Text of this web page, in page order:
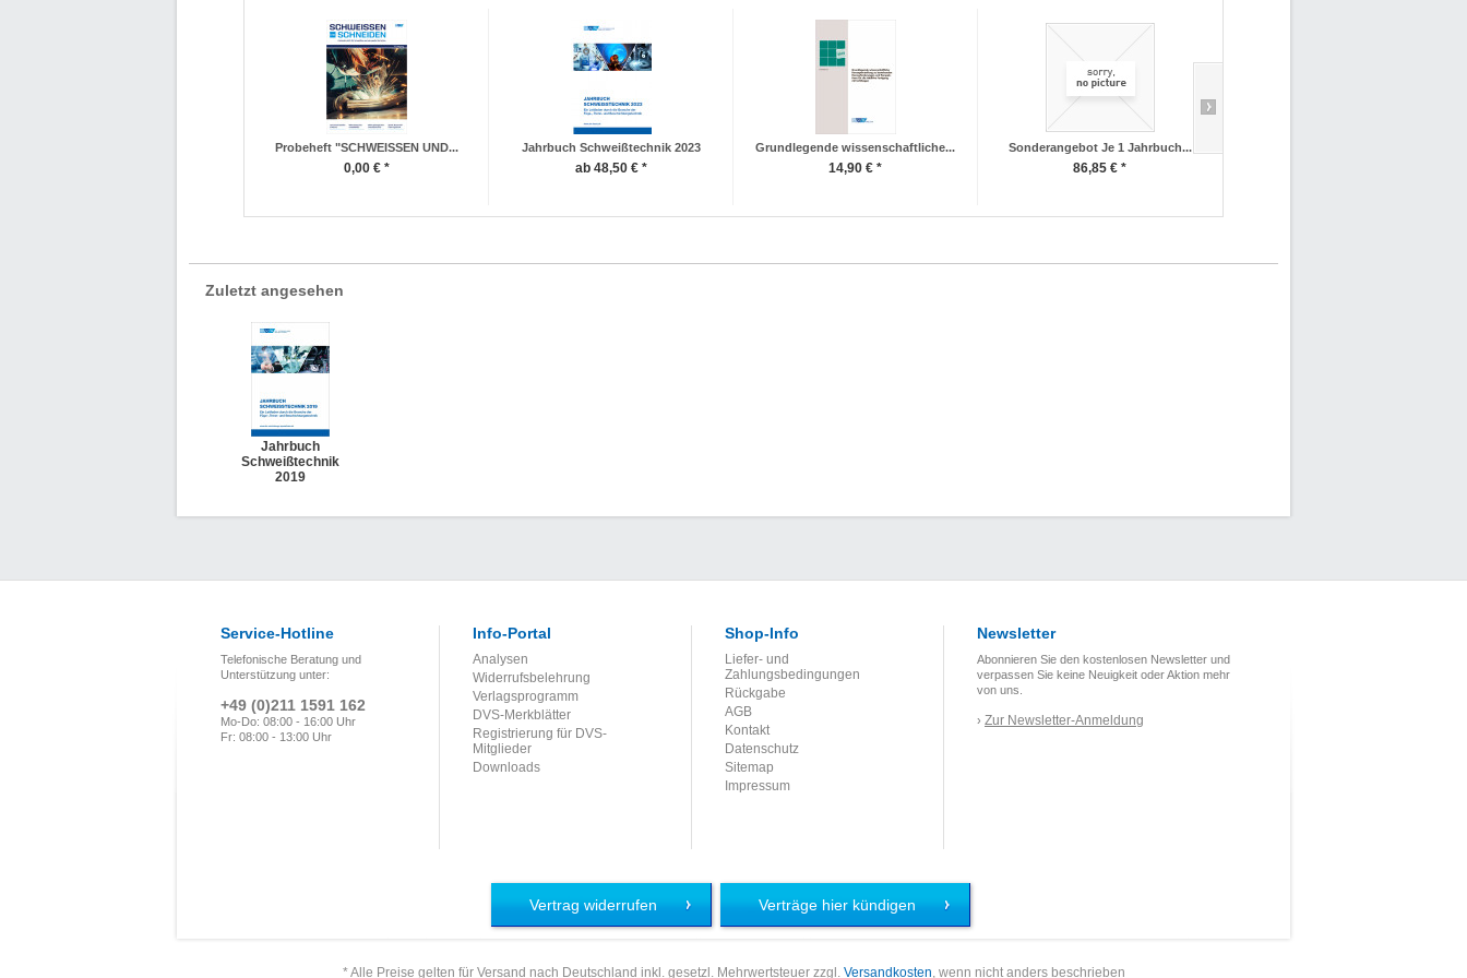
Probeheft "SCHWEISSEN UND...
0,00 € *
Jahrbuch Schweißtechnik 2023
ab 48,50 € *
Grundlegende wissenschaftliche...
14,90 € *
Sonderangebot Je 1 Jahrbuch...
86,85 € *
Zuletzt angesehen
Jahrbuch
Schweißtechnik
2019
Service-Hotline
Telefonische Beratung und
Unterstützung unter:
+49 (0)211 1591 162
Mo-Do: 08:00 - 16:00 Uhr
Fr: 08:00 - 13:00 Uhr
Info-Portal
Analysen
Widerrufsbelehrung
Verlagsprogramm
DVS-Merkblätter
Registrierung für DVS-
Mitglieder
Downloads
Shop-Info
Liefer- und
Zahlungsbedingungen
Rückgabe
AGB
Kontakt
Datenschutz
Sitemap
Impressum
Newsletter
Abonnieren Sie den kostenlosen Newsletter und
verpassen Sie keine Neuigkeit oder Aktion mehr
von uns.
› Zur Newsletter-Anmeldung
Vertrag widerrufen Verträge hier kündigen
* Alle Preise gelten für Versand nach Deutschland inkl. gesetzl. Mehrwertsteuer zzgl. Versandkosten, wenn nicht anders beschrieben